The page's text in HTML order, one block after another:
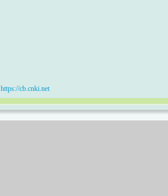
https://cb.cnki.net